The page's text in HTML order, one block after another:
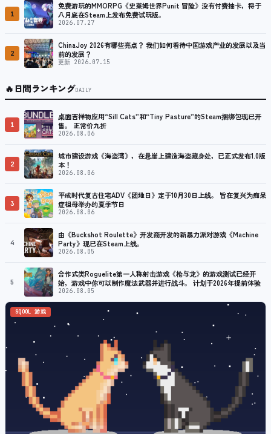
1
免费游玩的MMORPG《史莱姆世界Punit 冒险》没有付费抽卡，将于
八月底在Steam上发布免费试玩版。
2026.07.27
2
ChinaJoy 2026有哪些亮点？ 我们如何看待中国游戏产业的发展以及当
前的发展？
更新 2026.07.15
🔥日間ランキングDAILY
1
桌面吉祥物应用“Sill Cats”和“Tiny Pasture”的Steam捆绑包现已开
售。 正常价九折
2026.08.06
2
城市建设游戏《海盗湾》，在悬崖上建造海盗藏身处，已正式发布1.0版
本！
2026.08.06
3
平成时代复古住宅ADV《团地日》定于10月30日上线。 旨在复兴为痴呆
症祖母举办的夏季节日
2026.08.06
4
由《Buckshot Roulette》开发商开发的新暴力派对游戏《Machine
Party》现已在Steam上线。
2026.08.05
5
合作式类Roguelite第一人称射击游戏《枪与龙》的游戏测试已经开
始，游戏中你可以制作魔法武器并进行战斗。 计划于2026年提前体验
2026.08.05
SQOOL 游戏